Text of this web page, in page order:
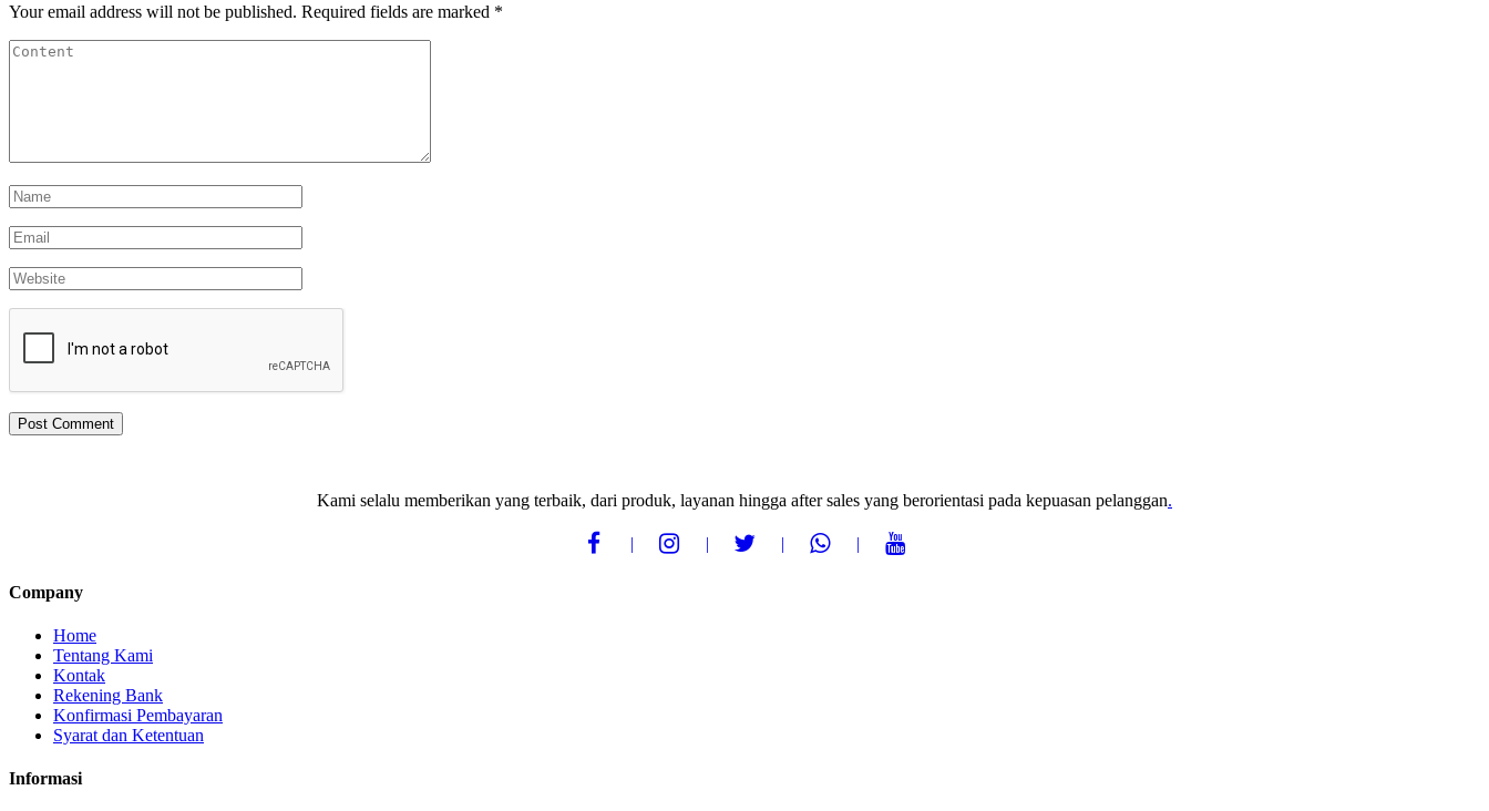
Your email address will not be published. Required fields are marked *
Kami selalu memberikan yang terbaik, dari produk, layanan hingga after sales yang berorientasi pada kepuasan pelanggan.
Company
Home
Tentang Kami
Kontak
Rekening Bank
Konfirmasi Pembayaran
Syarat dan Ketentuan
Informasi